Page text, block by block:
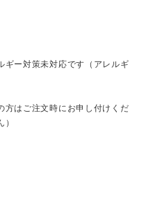
ー対策未対応です（アレルギ
はご注文時にお申し付けくだ